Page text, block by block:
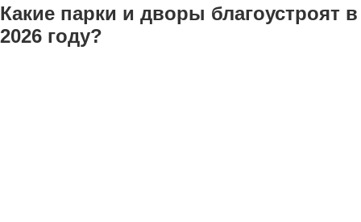
Какие парки и дворы благоустроят в
2026 году?